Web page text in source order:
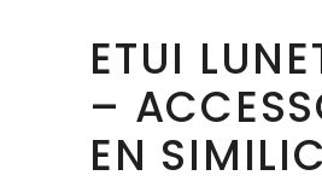
ETUI
–
EN